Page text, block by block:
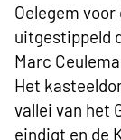
Oelegem
uitgestippeld
Marc
Het
vallei van het
eindigt en de